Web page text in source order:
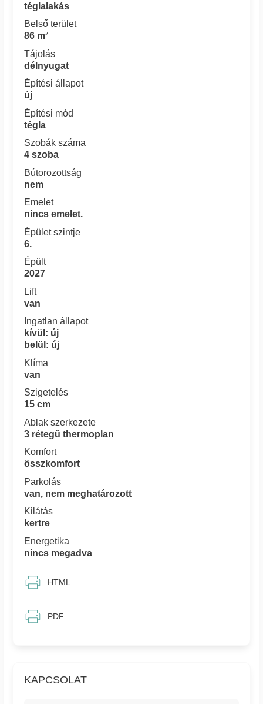
KAPCSOLAT
téglalakás
Belső terület
86 m²
Tájolás
délnyugat
Építési állapot
új
Építési mód
tégla
Szobák száma
4 szoba
Bútorozottság
nem
Emelet
nincs emelet.
Épület szintje
6.
Épült
2027
Lift
van
Ingatlan állapot
kívül: új
belül: új
Klíma
van
Szigetelés
15 cm
Ablak szerkezete
3 rétegű thermoplan
Komfort
összkomfort
Parkolás
van, nem meghatározott
Kilátás
kertre
Energetika
nincs megadva
HTML
PDF